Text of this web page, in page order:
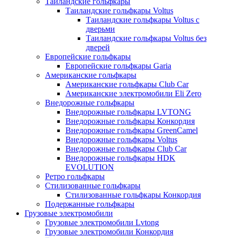
Таиландские гольфкары Voltus
Таиландские гольфкары Voltus с
дверьми
Таиландские гольфкары Voltus без
дверей
Европейские гольфкары
Европейские гольфкары Garia
Американские гольфкары
Американские гольфкары Club Car
Американские электромобили Eli Zero
Внедорожные гольфкары
Внедорожные гольфкары LVTONG
Внедорожные гольфкары Конкордия
Внедорожные гольфкары GreenCamel
Внедорожные гольфкары Voltus
Внедорожные гольфкары Club Car
Внедорожные гольфкары HDK
EVOLUTION
Ретро гольфкары
Стилизованные гольфкары
Стилизованные гольфкары Конкордия
Подержанные гольфкары
Грузовые электромобили
Грузовые электромобили Lvtong
Грузовые электромобили Конкордия